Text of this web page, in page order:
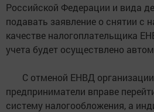
Российской Федерации и вида
подавать заявление о снятии с
качестве налогоплательщика
учета будет осуществлено
С отменой ЕНВД
предприниматели вправе
систему налогообложения, а